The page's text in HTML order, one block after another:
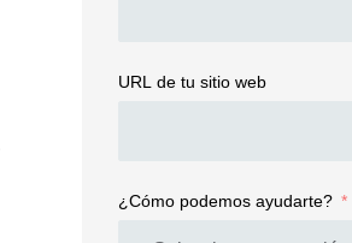
URL de tu sitio web
¿Cómo podemos ayudarte?